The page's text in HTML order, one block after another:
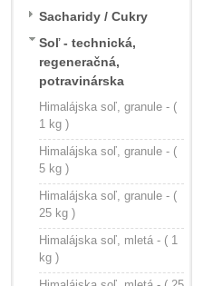
Sacharidy / Cukry
Soľ - technická,
regeneračná,
potravinárska
Himalájska soľ, granule - (
1 kg )
Himalájska soľ, granule - (
5 kg )
Himalájska soľ, granule - (
25 kg )
Himalájska soľ, mletá - ( 1
kg )